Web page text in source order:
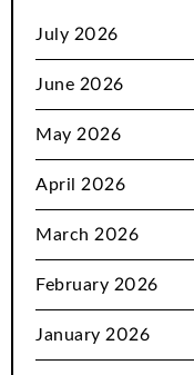
July 2026
June 2026
May 2026
April 2026
March 2026
February 2026
January 2026